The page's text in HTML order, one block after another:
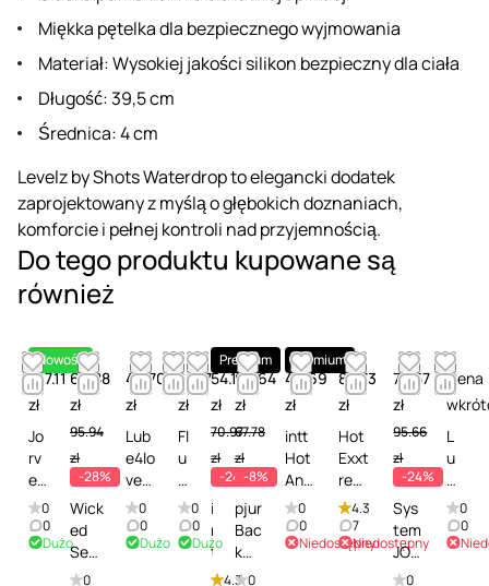
Miękka pętelka dla bezpiecznego wyjmowania
Materiał: Wysokiej jakości silikon bezpieczny dla ciała
Długość: 39,5 cm
Średnica: 4 cm
Levelz by Shots Waterdrop to elegancki dodatek
zaprojektowany z myślą o głębokich doznaniach,
komforcie i pełnej kontroli nad przyjemnością.
Do tego produktu kupowane są
również
Nowość
197.11
zł
Jo
rv
et
J-
Lu
be
0
0
Dużo
68.88
zł
95.94
zł
-28%
Wick
ed
Sen
sual
0
46.70
zł
Lub
e4lo
vers
A is
for
Ana
0
0
Dużo
44.17
zł
Fl
u
t
s
c
h
0
0
Dużo
Premium
54.12
zł
70.97
zł
-24%
i
n
t
t 4.3
62.64
zł
67.78
zł
-8%
pjur
Bac
k
Doo
0
Premium
49.69
zł
intt
Hot
Anal
Lubr
ican
t -
0
0
Niedostępny
88.73
zł
Hot
Exxt
rem
e
Glid
e -
4.3
7
Niedostępny
72.57
zł
95.66
zł
-24%
Sys
tem
JO
Anal
0
Cena
L
u
br
y
k
a
0
0